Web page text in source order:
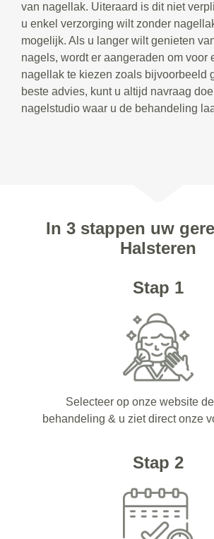
van nagellak. Uiteraard is dit niet
u enkel verzorging wilt zonder
mogelijk. Als u langer wilt genieten
nagels, wordt er aangeraden om voor
nagellak te kiezen zoals bijvoorbeeld
beste advies, kunt u altijd navraag
nagelstudio waar u de behandeling
In 3 stappen uw
Halsteren
Stap 1
Selecteer op onze website
behandeling & u ziet direct onze
Stap 2